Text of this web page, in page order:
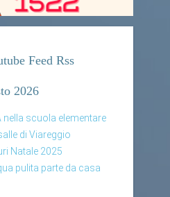
Feed Rss
2026
nella scuola elementare
di Viareggio
Natale 2025
pulita parte da casa